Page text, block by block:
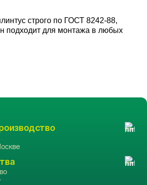
строго по ГОСТ 8242-88,
подходит для монтажа в любых